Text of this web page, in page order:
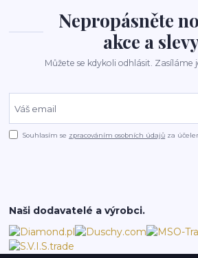
Nepropásněte
akce a
Můžete se kdykoli odhlásit. Zasíláme
Souhlasím se zpracováním osobních údajů za
Naši dodavatelé a výrobci.